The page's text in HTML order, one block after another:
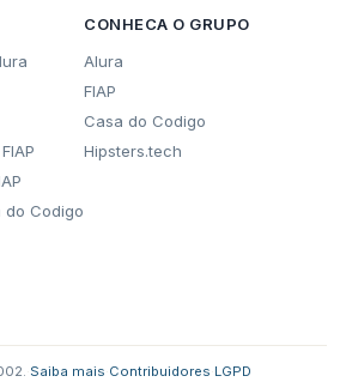
do Codigo
CONHECA O GRUPO
Alura
FIAP
Casa do Codigo
Hipsters.tech
Saiba mais Contribuidores LGPD